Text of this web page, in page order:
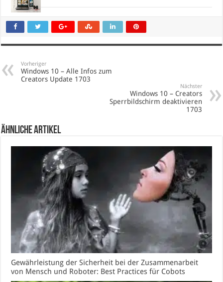
Vorheriger
Windows 10 – Alle Infos zum
Creators Update 1703
Nächster
Windows 10 – Creators
Sperrbildschirm deaktivieren
1703
Ähnliche Artikel
Gewährleistung der Sicherheit bei der Zusammenarbeit
von Mensch und Roboter: Best Practices für Cobots